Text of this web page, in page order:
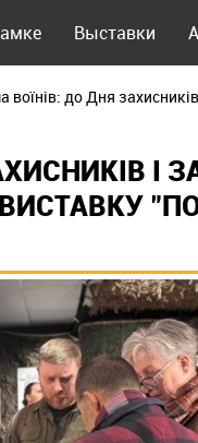
Выставки
воїнів: до Дня
І
ВИСТАВКУ